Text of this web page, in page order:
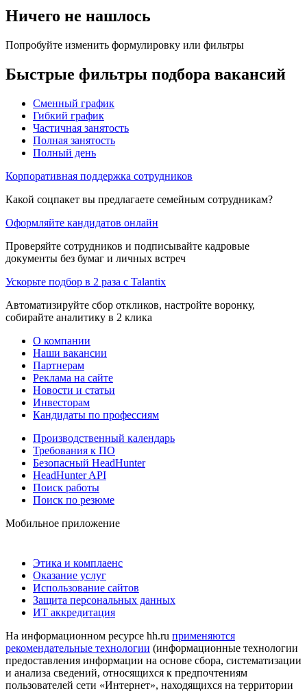
Ничего не нашлось
Попробуйте изменить формулировку или фильтры
Быстрые фильтры подбора вакансий
Сменный график
Гибкий график
Частичная занятость
Полная занятость
Полный день
Корпоративная поддержка сотрудников
Какой соцпакет вы предлагаете семейным сотрудникам?
Оформляйте кандидатов онлайн
Проверяйте сотрудников и подписывайте кадровые
документы без бумаг и личных встреч
Ускорьте подбор в 2 раза с Talantix
Автоматизируйте сбор откликов, настройте воронку,
собирайте аналитику в 2 клика
О компании
Наши вакансии
Партнерам
Реклама на сайте
Новости и статьи
Инвесторам
Кандидаты по профессиям
Производственный календарь
Требования к ПО
Безопасный HeadHunter
HeadHunter API
Поиск работы
Поиск по резюме
Мобильное приложение
Этика и комплаенс
Оказание услуг
Использование сайтов
Защита персональных данных
ИТ аккредитация
На информационном ресурсе hh.ru применяются
рекомендательные технологии (информационные технологии
предоставления информации на основе сбора, систематизации
и анализа сведений, относящихся к предпочтениям
пользователей сети «Интернет», находящихся на территории